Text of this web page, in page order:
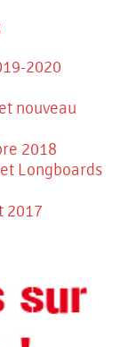
2020
nouveau
2018
Longboards
2017